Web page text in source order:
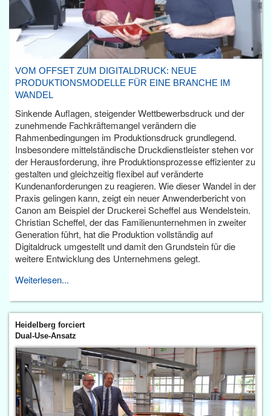
VOM OFFSET ZUM DIGITALDRUCK: NEUE
PRODUKTIONSMODELLE FÜR EINE BRANCHE IM
WANDEL
Sinkende Auflagen, steigender Wettbewerbsdruck und der
zunehmende Fachkräftemangel verändern die
Rahmenbedingungen im Produktionsdruck grundlegend.
Insbesondere mittelständische Druckdienstleister stehen vor
der Herausforderung, ihre Produktionsprozesse effizienter zu
gestalten und gleichzeitig flexibel auf veränderte
Kundenanforderungen zu reagieren. Wie dieser Wandel in der
Praxis gelingen kann, zeigt ein neuer Anwenderbericht von
Canon am Beispiel der Druckerei Scheffel aus Wendelstein.
Christian Scheffel, der das Familienunternehmen in zweiter
Generation führt, hat die Produktion vollständig auf
Digitaldruck umgestellt und damit den Grundstein für die
weitere Entwicklung des Unternehmens gelegt.
Weiterlesen...
Heidelberg forciert
Dual-Use-Ansatz